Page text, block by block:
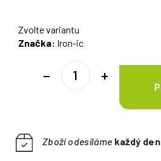
Zvolte variantu
Značka: Iron-ic
+
−
Zboží odesíláme každý den